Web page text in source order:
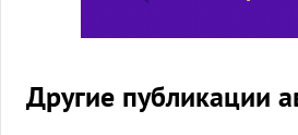
Другие публикации